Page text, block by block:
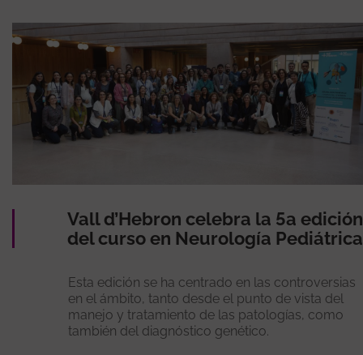
Vall d’Hebron celebra la 5a edición
del curso en Neurología Pediátrica
Esta edición se ha centrado en las controversias
en el ámbito, tanto desde el punto de vista del
manejo y tratamiento de las patologías, como
también del diagnóstico genético.